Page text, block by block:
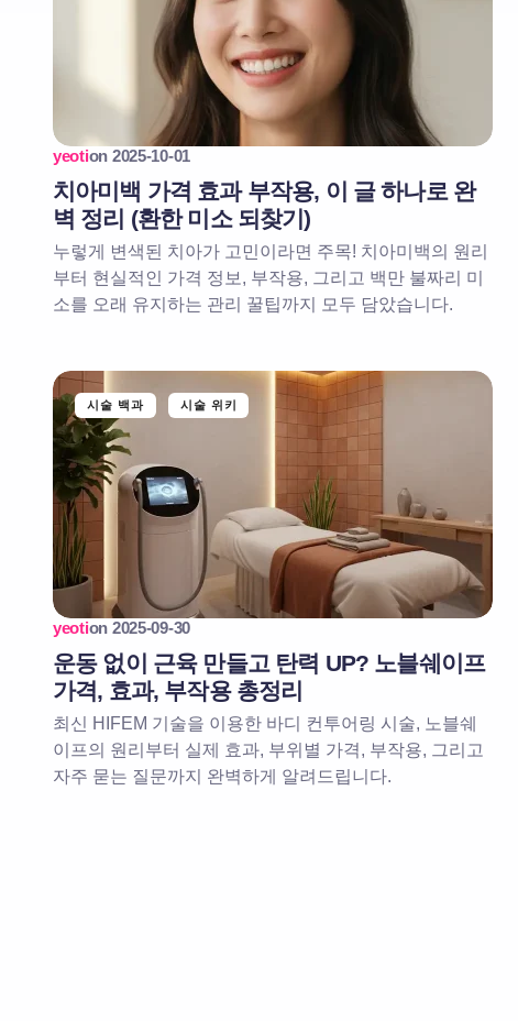
yeotion 2025-10-01
치아미백 가격 효과 부작용, 이 글 하나로 완
벽 정리 (환한 미소 되찾기)
누렇게 변색된 치아가 고민이라면 주목! 치아미백의 원리
부터 현실적인 가격 정보, 부작용, 그리고 백만 불짜리 미
소를 오래 유지하는 관리 꿀팁까지 모두 담았습니다.
시술 백과 시술 위키
yeotion 2025-09-30
운동 없이 근육 만들고 탄력 UP? 노블쉐이프
가격, 효과, 부작용 총정리
최신 HIFEM 기술을 이용한 바디 컨투어링 시술, 노블쉐
이프의 원리부터 실제 효과, 부위별 가격, 부작용, 그리고
자주 묻는 질문까지 완벽하게 알려드립니다.